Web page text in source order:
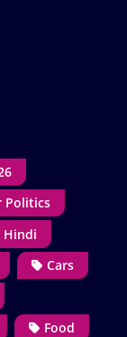
Politics
Hindi
Cars
Food